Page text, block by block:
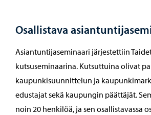
Osallistava
Asiantuntijaseminaari järjestettiin
kutsuseminaarina. Kutsuttuina olivat
kaupunkisuunnittelun ja
edustajat sekä kaupungin päättäjät.
noin 20 henkilöä, ja sen osallistavassa